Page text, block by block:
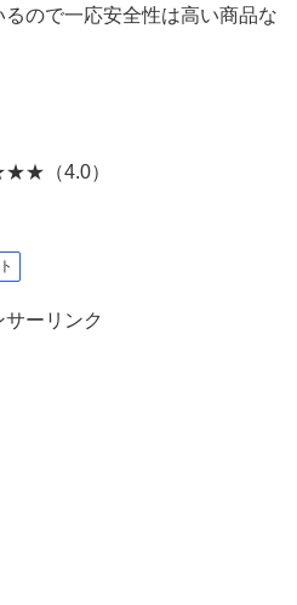
るので一応安全性は高い商品な
（4.0）
サーリンク